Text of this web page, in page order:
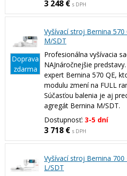
3 248 € s DPH
Doprava
zdarma
Vyšívací stroj Bernina
M/SDT
Profesionálna vyšívacia
NAJnáročnejšie
expert Bernina 570 QE,
modulu zmení na FULL
Súčasťou balenia je aj
agregát Bernina M/SDT.
Dostupnosť: 3-5 dní
3 718 € s DPH
Vyšívací stroj Bernina
L/SDT